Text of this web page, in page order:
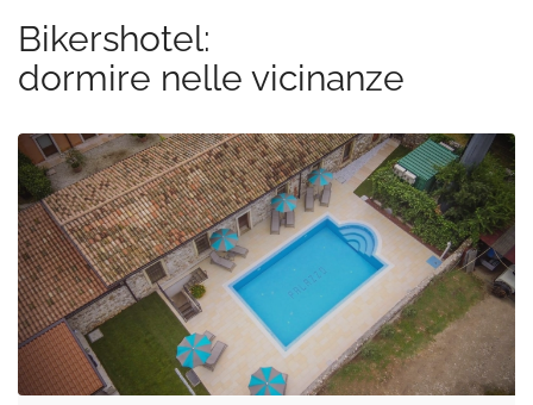
Bikershotel:
dormire nelle vicinanze